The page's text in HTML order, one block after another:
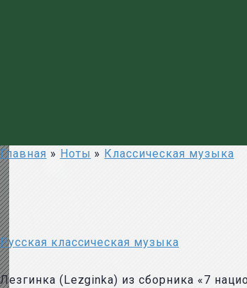
Главная » Ноты » Классическая музыка
Русская классическая музыка
Лезгинка (Lezginka) из сборника «7